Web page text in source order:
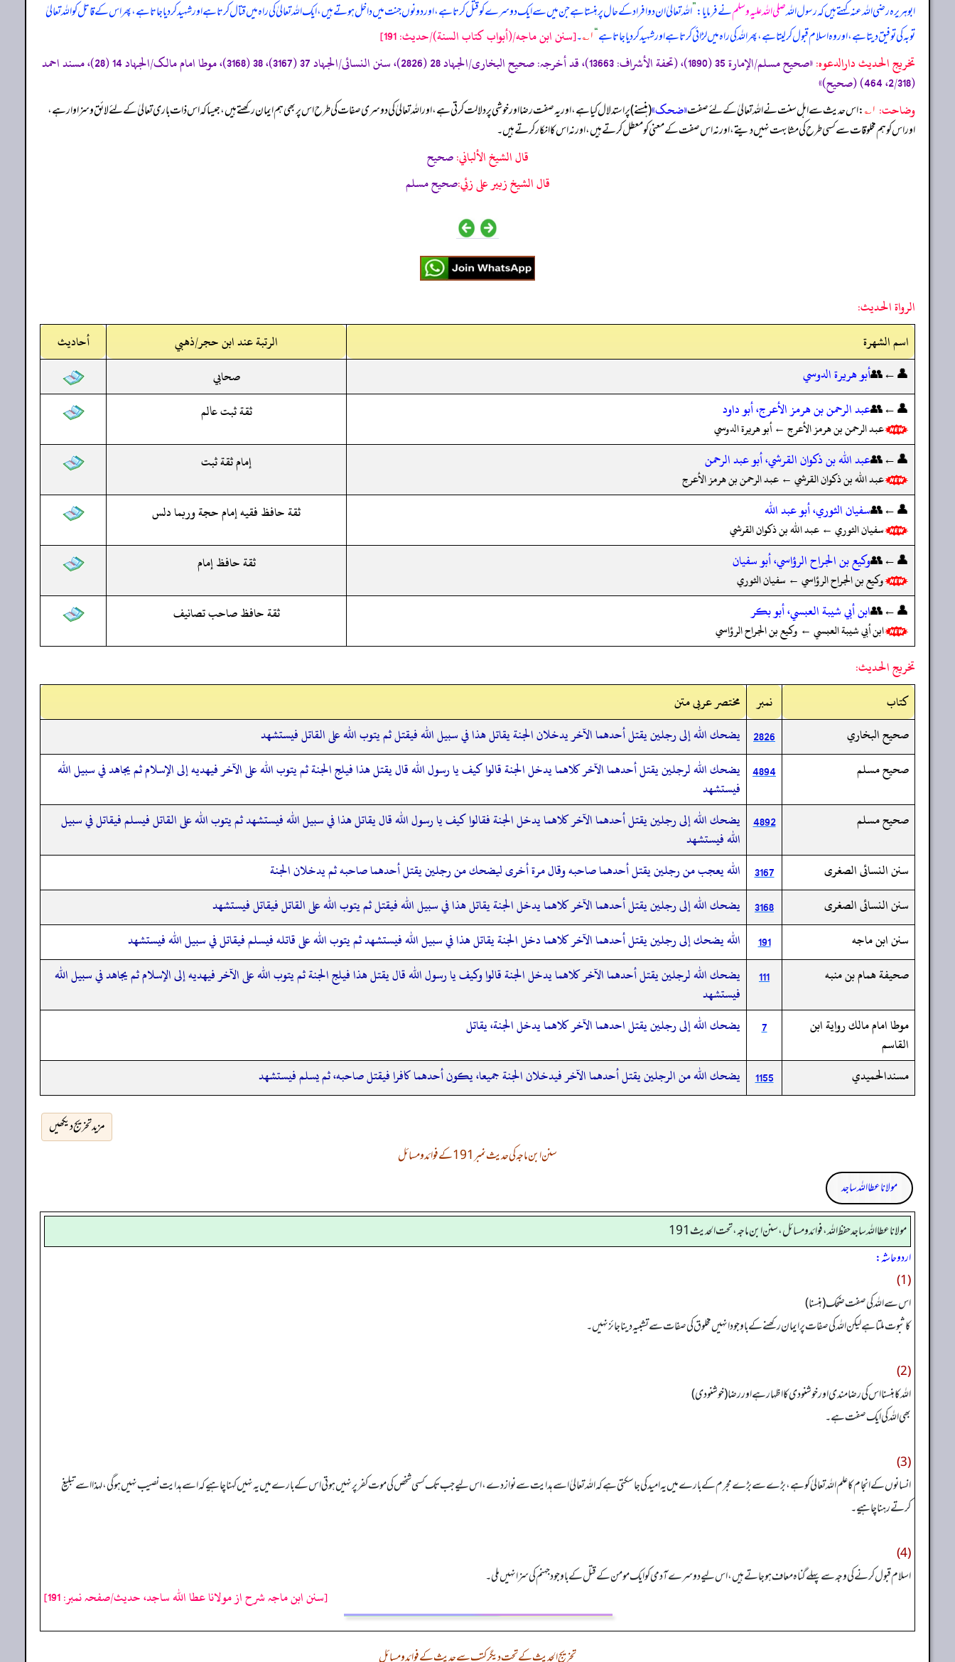
ابوہریرہ رضی اللہ عنہ کہتے ہیں کہرسول اللہصلی اللہ علیہ وسلمنے فرمایا:”اللہ تعالیٰ ان دو افراد کے حال پر ہنستا ہے جن میں سے ایک دوسرے کو قتل کرتا ہے، اور دونوں جنت میں داخل ہوتے ہیں، ایک اللہ تعالیٰ کی راہ میں قتال کرتا ہے اور شہید کر دیا جاتا ہے، پھر اس کے قاتل کو اللہ تعالیٰ
توبہ کی توفیق دیتا ہے، اور وہ اسلام قبول کر لیتا ہے، پھر اللہ کی راہ میں لڑائی کرتا ہے اور شہید کر دیا جاتا ہے“۱؎ ۔[سنن ابن ماجه/(أبواب كتاب السنة)/حدیث: 191]
تخریج الحدیث دارالدعوہ:
«صحیح مسلم/الإمارة 35 (1890)، (تحفة الأشراف: 13663)، قد أخرجہ: صحیح البخاری/الجہاد 28 (2826)، سنن النسائی/الجہاد 37 (3167)، 38 (3168)، موطا امام مالک/الجہاد 14 (28)، مسند احمد
(2/318، 464) (صحیح)»
وضاحت: ۱؎ : اس حدیث سے اہل سنت نے اللہ تعالیٰ کے لئے صفت«ضحک»(ہنسنے) پر استدلال کیا ہے، اور یہ صفت رضا اور خوشی پر دلالت کرتی ہے، اور اللہ تعالیٰ کی دوسری صفات کی طرح اس پر بھی ہم ایمان رکھتے ہیں، جیسا کہ اس ذات باری تعالیٰ کے لئے لائق و سزاوار ہے،
اور اس کو ہم مخلوقات سے کسی طرح کی مشابہت نہیں دیتے، اور نہ اس صفت کے معنی کو معطل کرتے ہیں، اور نہ اس کا انکار کرتے ہیں۔
قال الشيخ الألباني:صحيح
قال الشيخ زبير على زئي:صحيح مسلم
الرواة الحديث:
اسم الشهرة
الرتبة عند ابن حجر/ذهبي
أحاديث
👤←👥أبو هريرة الدوسي
صحابي
👤←👥عبد الرحمن بن هرمز الأعرج، أبو داود
عبد الرحمن بن هرمز الأعرج ← أبو هريرة الدوسي
ثقة ثبت عالم
👤←👥عبد الله بن ذكوان القرشي، أبو عبد الرحمن
عبد الله بن ذكوان القرشي ← عبد الرحمن بن هرمز الأعرج
إمام ثقة ثبت
👤←👥سفيان الثوري، أبو عبد الله
سفيان الثوري ← عبد الله بن ذكوان القرشي
ثقة حافظ فقيه إمام حجة وربما دلس
👤←👥وكيع بن الجراح الرؤاسي، أبو سفيان
وكيع بن الجراح الرؤاسي ← سفيان الثوري
ثقة حافظ إمام
👤←👥ابن أبي شيبة العبسي، أبو بكر
ابن أبي شيبة العبسي ← وكيع بن الجراح الرؤاسي
ثقة حافظ صاحب تصانيف
تخريج الحديث:
کتاب
نمبر
مختصر عربی متن
صحيح البخاري
2826 يضحك الله إلى رجلين يقتل أحدهما الآخر يدخلان الجنة يقاتل هذا في سبيل الله فيقتل ثم يتوب الله على القاتل فيستشهد
صحيح مسلم
4894 يضحك الله لرجلين يقتل أحدهما الآخر كلاهما يدخل الجنة قالوا كيف يا رسول الله قال يقتل هذا فيلج الجنة ثم يتوب الله على الآخر فيهديه إلى الإسلام ثم يجاهد في سبيل الله
فيستشهد
صحيح مسلم
4892 يضحك الله إلى رجلين يقتل أحدهما الآخر كلاهما يدخل الجنة فقالوا كيف يا رسول الله قال يقاتل هذا في سبيل الله فيستشهد ثم يتوب الله على القاتل فيسلم فيقاتل في سبيل
الله فيستشهد
سنن النسائى الصغرى
3167
الله يعجب من رجلين يقتل أحدهما صاحبه وقال مرة أخرى ليضحك من رجلين يقتل أحدهما صاحبه ثم يدخلان الجنة
سنن النسائى الصغرى
3168
يضحك الله إلى رجلين يقتل أحدهما الآخر كلاهما يدخل الجنة يقاتل هذا في سبيل الله فيقتل ثم يتوب الله على القاتل فيقاتل فيستشهد
سنن ابن ماجه
191
الله يضحك إلى رجلين يقتل أحدهما الآخر كلاهما دخل الجنة يقاتل هذا في سبيل الله فيستشهد ثم يتوب الله على قاتله فيسلم فيقاتل في سبيل الله فيستشهد
صحيفة همام بن منبه
111
يضحك الله لرجلين يقتل أحدهما الآخر كلاهما يدخل الجنة قالوا وكيف يا رسول الله قال يقتل هذا فيلج الجنة ثم يتوب الله على الآخر فيهديه إلى الإسلام ثم يجاهد في سبيل الله
فيستشهد
موطا امام مالك رواية ابن
القاسم
7 يضحك الله إلى رجلين يقتل احدهما الآخر كلاهما يدخل الجنة، يقاتل
مسندالحميدي 1155 يضحك الله من الرجلين يقتل أحدهما الآخر فيدخلان الجنة جميعا، يكون أحدهما كافرا فيقتل صاحبه، ثم يسلم فيستشهد
مزید تخریج دیکھیں
سنن ابن ماجہ کی حدیث نمبر 191 کے فوائد و مسائل
مولانا عطا اللہ ساجد
مولانا عطا الله ساجد حفظ الله، فوائد و مسائل، سنن ابن ماجه، تحت الحديث191
اردو حاشہ:
(1)
اس سے اللہ کی صفت ضحك (ہنسنا)
کا ثبوت ملتا ہے لیکن اللہ کی صفات پر ایمان رکھنے کے باوجود انہیں مخلوق کی صفات سے تشبیہ دینا جائز نہیں۔
(2)
اللہ کا ہنسنا اس کی رضا مندی اور خوشنودی کا اظہار ہے اور رضا (خوشنودی)
بھی اللہ کی ایک صفت ہے۔
(3)
انسانوں کے انجام کا علم اللہ تعالیٰ کو ہے، بڑے سے بڑے مجرم کے بارے میں یہ امید کی جا سکتی ہے کہ اللہ تعالیٰ اسے ہدایت سے نواز دے، اس لیے جب تک کسی شخص کی موت کفر پر نہیں ہوتی اس کے بارے میں یہ نہیں کہنا چاہیے کہ اسے ہدایت نصیب نہیں ہو گی، لہذا اسے تبلیغ
کرتے رہنا چاہیے۔
(4)
اسلام قبول کرنے کی وجہ سے پہلے گناہ معاف ہو جاتے ہیں، اس لیے دوسرے آدمی کو ایک مومن کے قتل کے باوجود جہنم کی سزا نہیں ملی۔
[سنن ابن ماجہ شرح از مولانا عطا الله ساجد، حدیث/صفحہ نمبر: 191]
تخریج الحدیث کے تحت دیگر کتب سے حدیث کے فوائد و مسائل